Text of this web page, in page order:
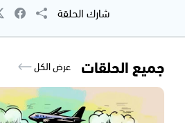
شارك الحلقة
جميع الحلقات عرض الكل